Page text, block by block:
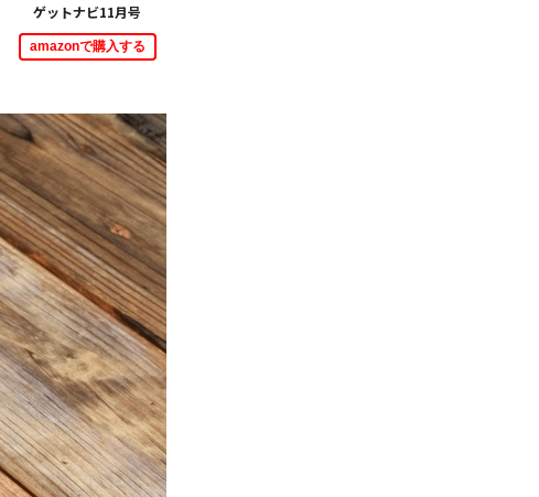
ゲットナビ11月号
amazonで購入する